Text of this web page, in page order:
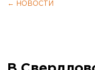
← НОВОСТИ